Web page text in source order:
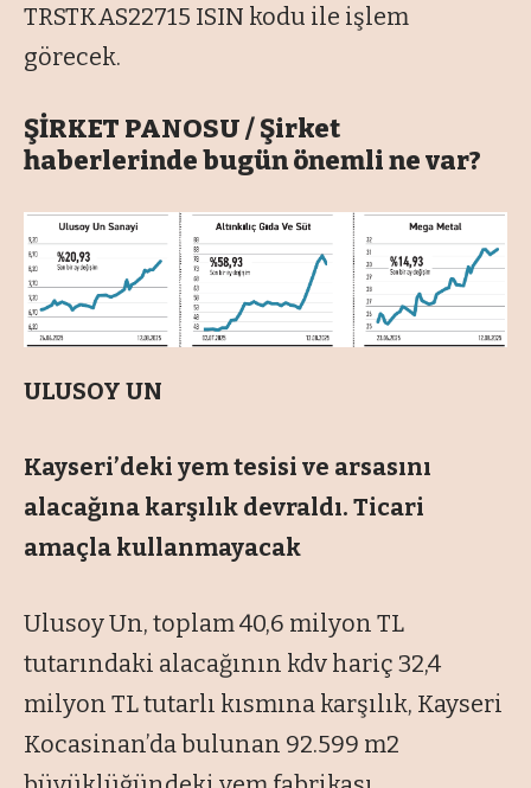
TRSTKAS22715 ISIN kodu ile işlem
görecek.
ŞİRKET PANOSU / Şirket
haberlerinde bugün önemli ne var?
ULUSOY UN
Kayseri’deki yem tesisi ve arsasını
alacağına karşılık devraldı. Ticari
amaçla kullanmayacak
Ulusoy Un, toplam 40,6 milyon TL
tutarındaki alacağının kdv hariç 32,4
milyon TL tutarlı kısmına karşılık, Kayseri
Kocasinan’da bulunan 92.599 m2